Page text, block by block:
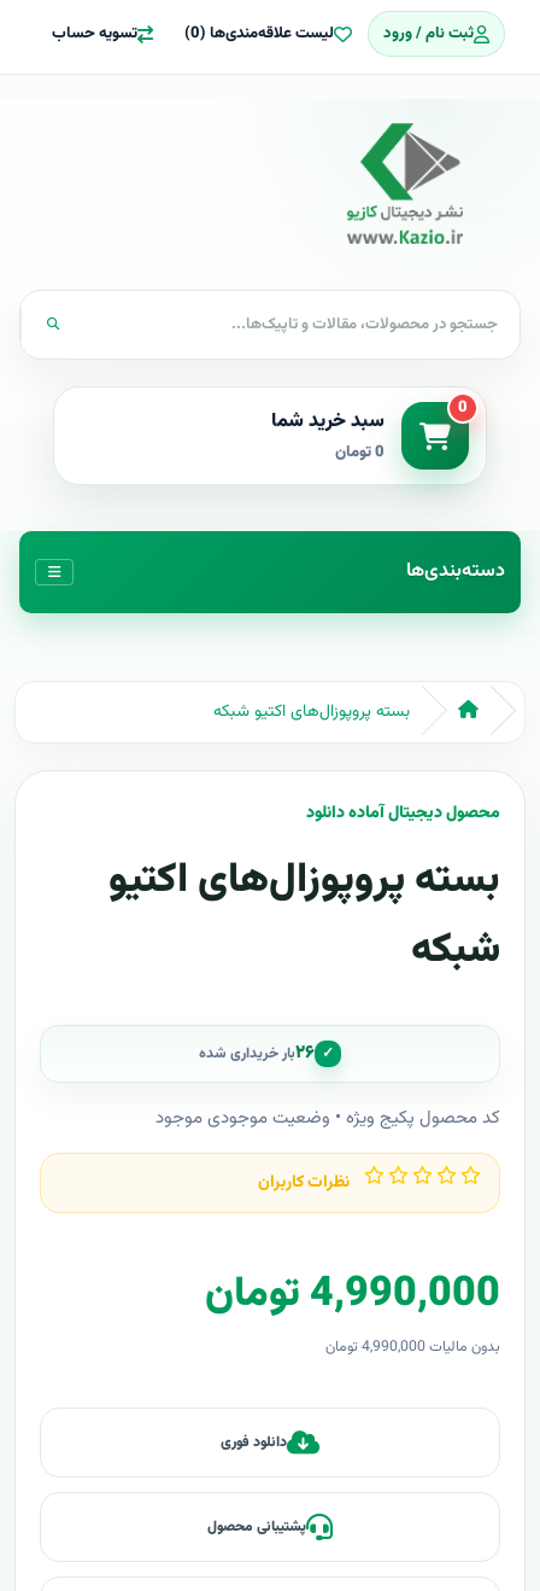
ثبت نام / ورود لیست علاقه‌مندی‌ها (0) تسویه حساب
0 سبد خرید شما
0 تومان
دسته‌بندی‌ها
بسته پروپوزال‌های اکتیو شبکه
محصول دیجیتال آماده دانلود
بسته پروپوزال‌های اکتیو
شبکه
✓ ۲۶بار خریداری شده
کد محصول پکیج ویژه • وضعیت موجودی موجود
نظرات کاربران
4,990,000 تومان
بدون مالیات 4,990,000 تومان
دانلود فوری
پشتیبانی محصول